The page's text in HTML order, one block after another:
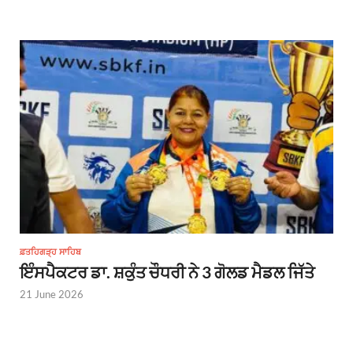
ਫ਼ਤਹਿਗੜ੍ਹ ਸਾਹਿਬ
ਇੰਸਪੈਕਟਰ ਡਾ. ਸ਼ਕੁੰਤ ਚੌਧਰੀ ਨੇ 3 ਗੋਲਡ ਮੈਡਲ ਜਿੱਤੇ
21 June 2026